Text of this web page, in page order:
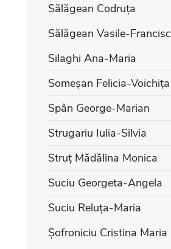
Sălăgean Codruța
Sălăgean Vasile-Francisc
Silaghi Ana-Maria
Someșan Felicia-Voichița
Spân George-Marian
Strugariu Iulia-Silvia
Struț Mădălina Monica
Suciu Georgeta-Angela
Suciu Reluța-Maria
Șofroniciu Cristina Maria